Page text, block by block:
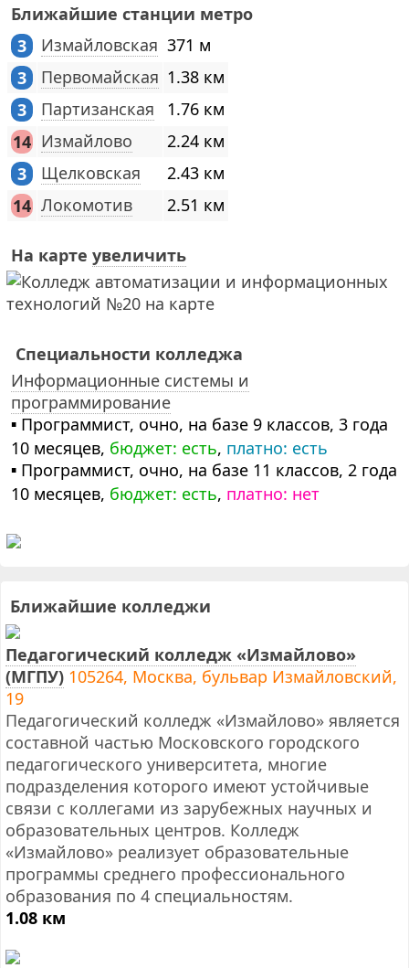
Ближайшие станции метро
3
Измайловская 371 м
3
Первомайская 1.38 км
3
Партизанская
1.76 км
14 Измайлово
2.24 км
3
Щелковская
2.43 км
14 Локомотив 2.51 км
На карте увеличить
Специальности колледжа
Информационные системы и
программирование
▪ Программист, очно, на базе 9 классов, 3 года
10 месяцев, бюджет: есть, платно: есть
▪ Программист, очно, на базе 11 классов, 2 года
10 месяцев, бюджет: есть, платно: нет
Ближайшие колледжи
Педагогический колледж «Измайлово»
(МГПУ) 105264, Москва, бульвар Измайловский,
19
Педагогический колледж «Измайлово» является
составной частью Московского городского
педагогического университета, многие
подразделения которого имеют устойчивые
связи с коллегами из зарубежных научных и
образовательных центров. Колледж
«Измайлово» реализует образовательные
программы среднего профессионального
образования по 4 специальностям.
1.08 км